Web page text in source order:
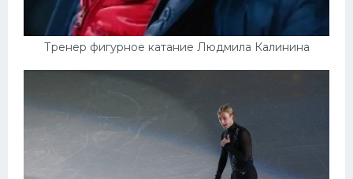
Тренер фигурное катание Людмила Калинина